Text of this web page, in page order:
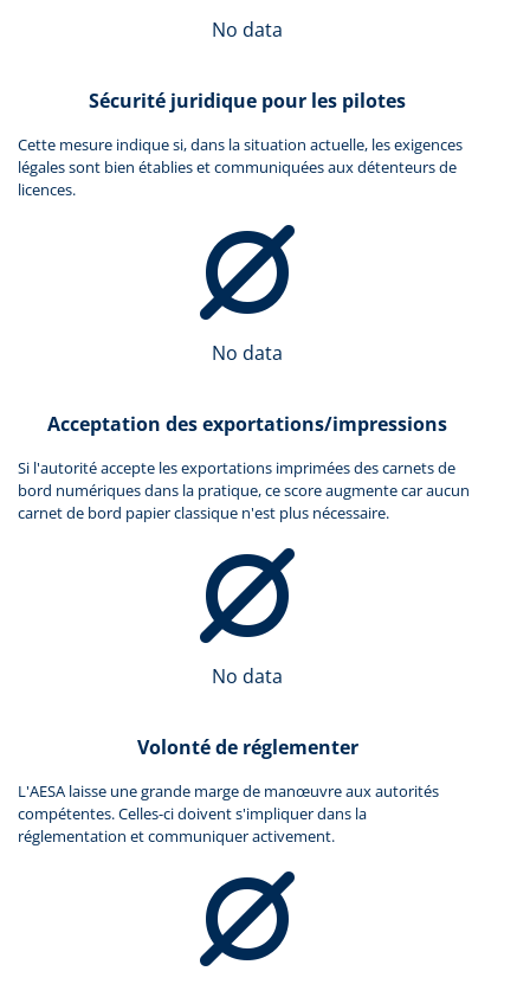
No data
Sécurité juridique pour les pilotes
Cette mesure indique si, dans la situation actuelle, les exigences
légales sont bien établies et communiquées aux détenteurs de
licences.
No data
Acceptation des exportations/impressions
Si l'autorité accepte les exportations imprimées des carnets de
bord numériques dans la pratique, ce score augmente car aucun
carnet de bord papier classique n'est plus nécessaire.
No data
Volonté de réglementer
L'AESA laisse une grande marge de manœuvre aux autorités
compétentes. Celles-ci doivent s'impliquer dans la
réglementation et communiquer activement.